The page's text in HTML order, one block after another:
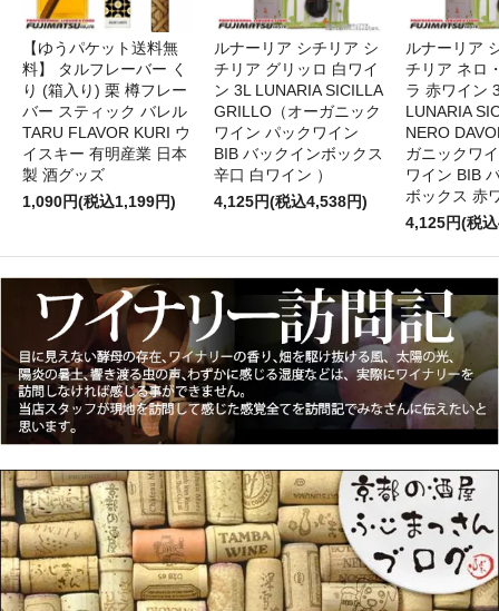
【ゆうパケット送料無
料】 タルフレーバー く
り (箱入り) 栗 樽フレー
バー スティック バレル
TARU FLAVOR KURI ウ
イスキー 有明産業 日本
製 酒グッズ
1,090円(税込1,199円)
ルナーリア シチリア シ
チリア グリッロ 白ワイ
ン 3L LUNARIA SICILLA
GRILLO（オーガニック
ワイン パックワイン
BIB バックインボックス
辛口 白ワイン ）
4,125円(税込4,538円)
ルナーリア
チリア ネロ
ラ 赤ワイ
LUNARIA
NERO
ガニックワ
ワイン BIB
ボックス 赤
4,125円(税